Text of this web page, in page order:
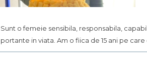
Sunt o femeie sensibila, responsabila,
in viata. Am o fiica de 15 ani pe care